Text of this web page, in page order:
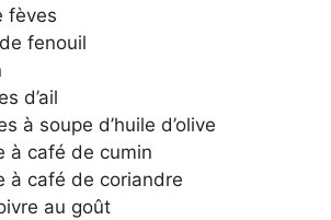
fèves
fenouil
d’ail
à soupe d’huile d’olive
à café de cumin
à café de coriandre
au goût